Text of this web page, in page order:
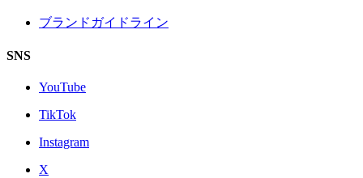
ブランドガイドライン
SNS
YouTube
TikTok
Instagram
X